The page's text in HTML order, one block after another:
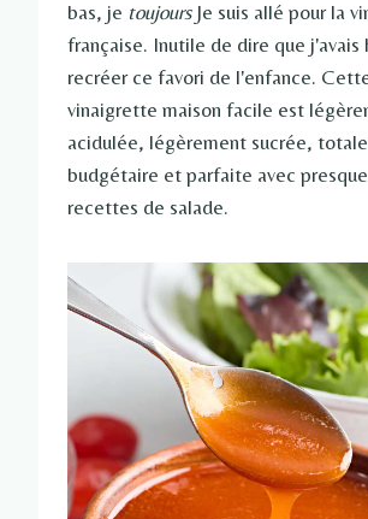
bas, je toujoursJe suis allé pour la
française. Inutile de dire que j'avais
recréer ce favori de l'enfance.
vinaigrette maison facile est
acidulée, légèrement sucrée,
budgétaire et parfaite avec
recettes de salade.